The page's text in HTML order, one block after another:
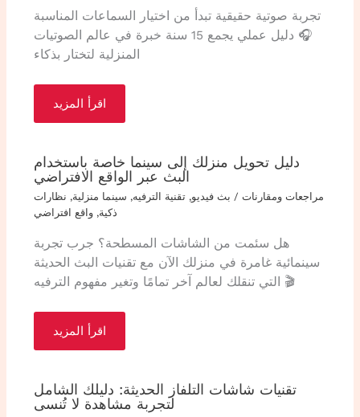
تجربة صوتية حقيقية تبدأ من اختيار السماعات المناسبة
🎧 دليل عملي يجمع 15 سنة خبرة في عالم الصوتيات
المنزلية لتختار بذكاء
اقرأ المزيد
دليل تحويل منزلك إلى سينما خاصة باستخدام
البث عبر الواقع الافتراضي
مراجعات ومقارنات / بث فيديو,تقنية الترفيه, سينما منزلية, نظارات
ذكية,واقع افتراضي
هل سئمت من الشاشات المسطحة؟ جرب تجربة
سينمائية غامرة في منزلك الآن مع تقنيات البث الحديثة
التي تنقلك لعالم آخر تمامًا وتغير مفهوم الترفيه 🎬
اقرأ المزيد
تقنيات شاشات التلفاز الحديثة: دليلك الشامل
لتجربة مشاهدة لا تُنسى